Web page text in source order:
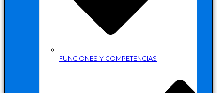
FUNCIONES Y COMPETENCIAS